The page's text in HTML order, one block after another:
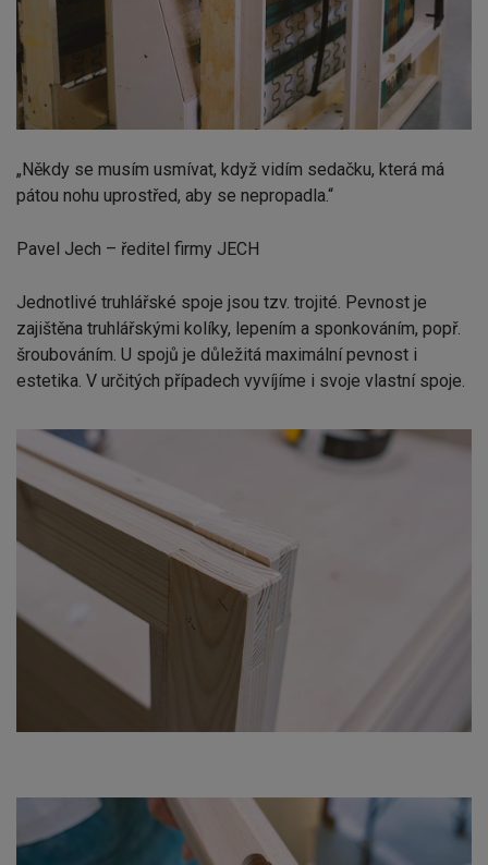
„Někdy se musím usmívat, když vidím sedačku, která má
pátou nohu uprostřed, aby se nepropadla.“
Pavel Jech – ředitel firmy JECH
Jednotlivé truhlářské spoje jsou tzv. trojité. Pevnost je
zajištěna truhlářskými kolíky, lepením a sponkováním, popř.
šroubováním. U spojů je důležitá maximální pevnost i
estetika. V určitých případech vyvíjíme i svoje vlastní spoje.